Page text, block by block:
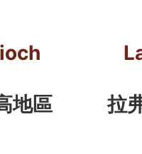
地區 拉